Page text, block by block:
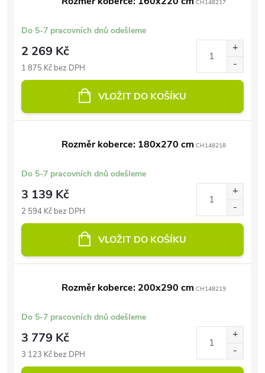
CH148217
Do 5-7 pracovních dnů odešleme
2 269 Kč
1 875 Kč bez DPH
VLOŽIT DO KOŠÍKU
Rozměr koberce: 180x270 cm CH148218
Do 5-7 pracovních dnů odešleme
3 139 Kč
2 594 Kč bez DPH
VLOŽIT DO KOŠÍKU
Rozměr koberce: 200x290 cm CH148219
Do 5-7 pracovních dnů odešleme
3 779 Kč
3 123 Kč bez DPH